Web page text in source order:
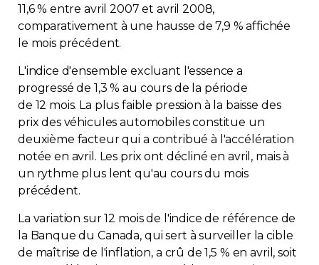
Zone Membres
Français
Adhésion
11,6 % entre avril 2007 et avril 2008,
comparativement à une hausse de 7,9 % affichée
le mois précédent.
L'indice d'ensemble excluant l'essence a
progressé de 1,3 % au cours de la période
de 12 mois. La plus faible pression à la baisse des
prix des véhicules automobiles constitue un
deuxième facteur qui a contribué à l'accélération
notée en avril. Les prix ont décliné en avril, mais à
un rythme plus lent qu'au cours du mois
précédent.
La variation sur 12 mois de l'indice de référence de
la Banque du Canada, qui sert à surveiller la cible
de maîtrise de l'inflation, a crû de 1,5 % en avril, soit